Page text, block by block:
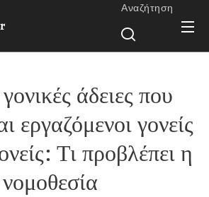
Αναζήτηση
άδειες που
εργαζόμενοι γονείς
Τι προβλέπει η
νομοθεσία